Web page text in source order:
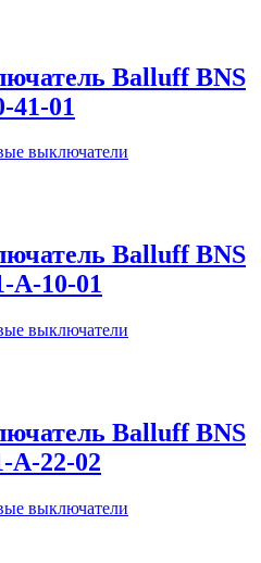
Balluff BNS
41-01
выключатели
Balluff BNS
A-10-01
выключатели
Balluff BNS
A-22-02
выключатели